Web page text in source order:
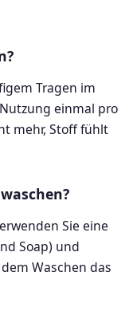
Tragen im
einmal pro
mehr, Stoff fühlt
Sie eine
Soap) und
Waschen das